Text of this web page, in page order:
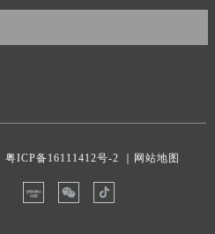
粤ICP备16111412号-2 ｜网站地图